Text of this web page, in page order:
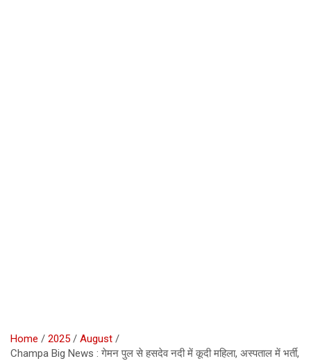
Home 2025
August
Champa Big News : गेमन पुल से हसदेव नदी में कूदी महिला, अस्पताल में भर्ती,